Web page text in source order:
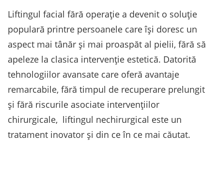
Liftingul facial fără operație a devenit o soluție
populară printre persoanele care își doresc un
aspect mai tânăr și mai proaspăt al pielii, fără să
apeleze la clasica intervenție estetică. Datorită
tehnologiilor avansate care oferă avantaje
remarcabile, fără timpul de recuperare prelungit
și fără riscurile asociate intervențiilor
chirurgicale, liftingul nechirurgical este un
tratament inovator și din ce în ce mai căutat.